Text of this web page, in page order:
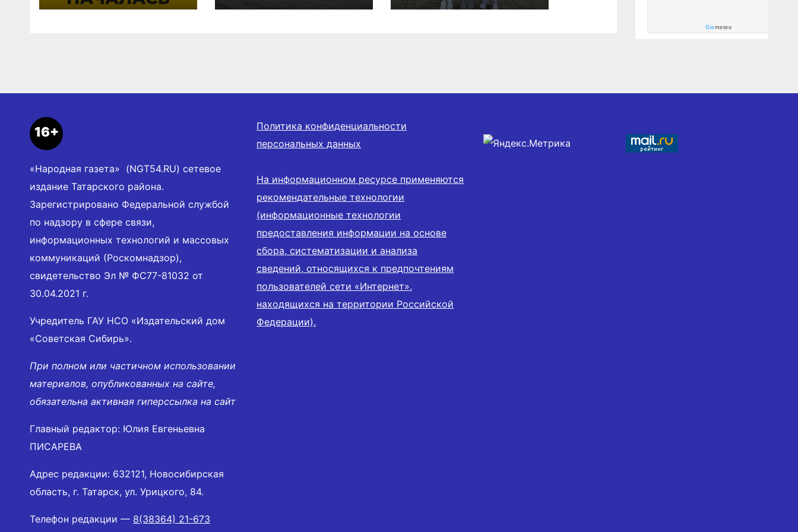
марафоне
Gismeteo
16+
«Народная газета» (NGT54.RU) сетевое
издание Татарского района.
Зарегистрировано Федеральной службой
по надзору в сфере связи,
информационных технологий и массовых
коммуникаций (Роскомнадзор),
свидетельство Эл № ФС77-81032 от
30.04.2021 г.
Учредитель ГАУ НСО «Издательский дом
«Советская Сибирь».
При полном или частичном использовании
материалов, опубликованных на сайте,
обязательна активная гиперссылка на сайт
Главный редактор: Юлия Евгеньевна
ПИСАРЕВА
Адрес редакции: 632121, Новосибирская
область, г. Татарск, ул. Урицкого, 84.
Телефон редакции — 8(38364) 21-673
Политика конфиденциальности
персональных данных
На информационном ресурсе применяются
рекомендательные технологии
(информационные технологии
предоставления информации на основе
сбора, систематизации и анализа
сведений, относящихся к предпочтениям
пользователей сети «Интернет»,
находящихся на территории Российской
Федерации).